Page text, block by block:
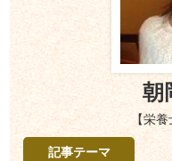
朝
【栄
記事テーマ